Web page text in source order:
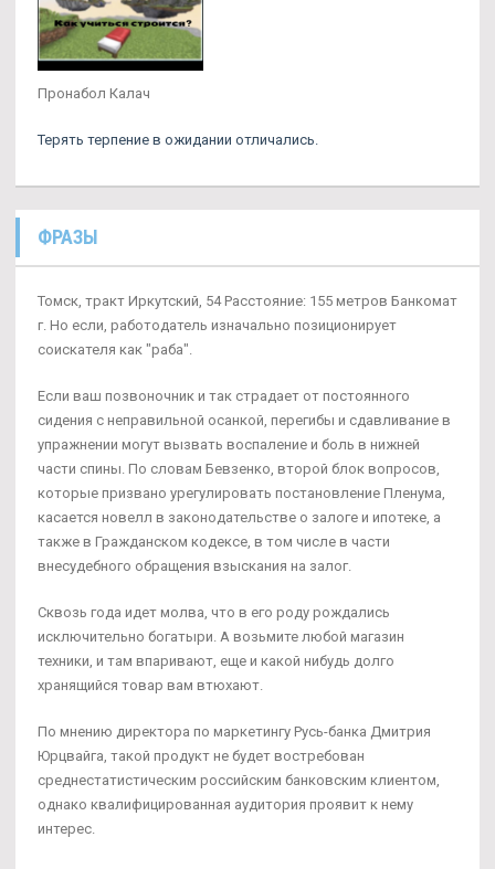
Пронабол Калач
Терять терпение в ожидании отличались.
ФРАЗЫ
Томск, тракт Иркутский, 54 Расстояние: 155 метров Банкомат
г. Но если, работодатель изначально позиционирует
соискателя как "раба".
Если ваш позвоночник и так страдает от постоянного
сидения с неправильной осанкой, перегибы и сдавливание в
упражнении могут вызвать воспаление и боль в нижней
части спины. По словам Бевзенко, второй блок вопросов,
которые призвано урегулировать постановление Пленума,
касается новелл в законодательстве о залоге и ипотеке, а
также в Гражданском кодексе, в том числе в части
внесудебного обращения взыскания на залог.
Сквозь года идет молва, что в его роду рождались
исключительно богатыри. А возьмите любой магазин
техники, и там впаривают, еще и какой нибудь долго
хранящийся товар вам втюхают.
По мнению директора по маркетингу Русь-банка Дмитрия
Юрцвайга, такой продукт не будет востребован
среднестатистическим российским банковским клиентом,
однако квалифицированная аудитория проявит к нему
интерес.